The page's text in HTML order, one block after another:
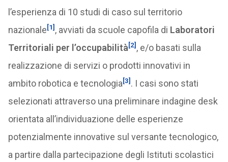
l’esperienza di 10 studi di caso sul territorio
nazionale[1] , avviati da scuole capofila di Laboratori
Territoriali per l’occupabilità[2] , e/o basati sulla
realizzazione di servizi o prodotti innovativi in
ambito robotica e tecnologia[3] . I casi sono stati
selezionati attraverso una preliminare indagine desk
orientata all’individuazione delle esperienze
potenzialmente innovative sul versante tecnologico,
a partire dalla partecipazione degli Istituti scolastici